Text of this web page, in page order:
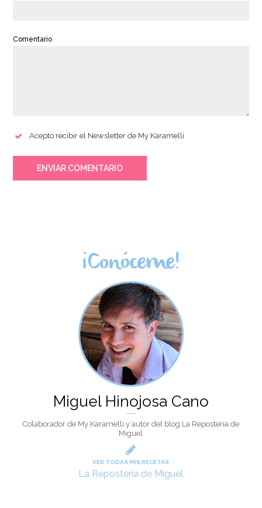
Comentario
Acepto recibir el Newsletter de My Karamelli
ENVIAR COMENTARIO
¡Conóceme!
Miguel Hinojosa Cano
Colaborador de My Karamelli y autor del blog La Repostería de
Miguel
VER TODAS MIS RECETAS
La Repostería de Miguel